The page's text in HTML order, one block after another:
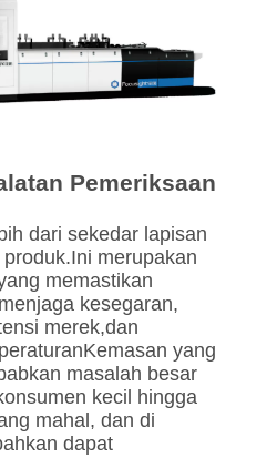
Pemeriksaan
dari sekedar lapisan
merupakan
memastikan
kesegaran,
merek,dan
yang
masalah besar
kecil hingga
mahal, dan di
dapat